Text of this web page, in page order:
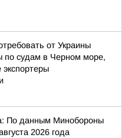
от Украины
по судам в Черном море,
экспортеры
По данным Минобороны
2026 года